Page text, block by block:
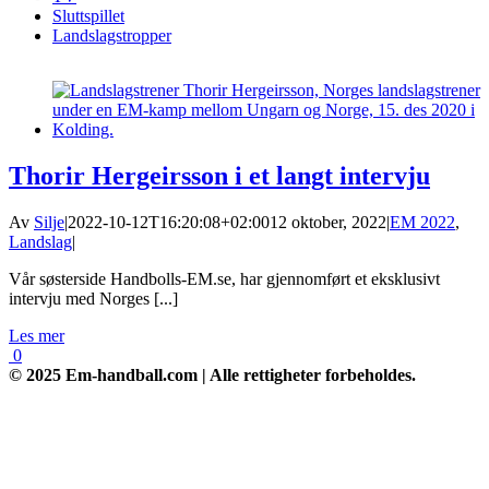
Sluttspillet
Landslagstropper
Thorir Hergeirsson i et langt intervju
Av Silje|2022-10-12T16:20:08+02:0012 oktober, 2022|EM 2022,
Landslag|
Vår søsterside Handbolls-EM.se, har gjennomført et eksklusivt
intervju med Norges [...]
Les mer
0
© 2025 Em-handball.com | Alle rettigheter forbeholdes.